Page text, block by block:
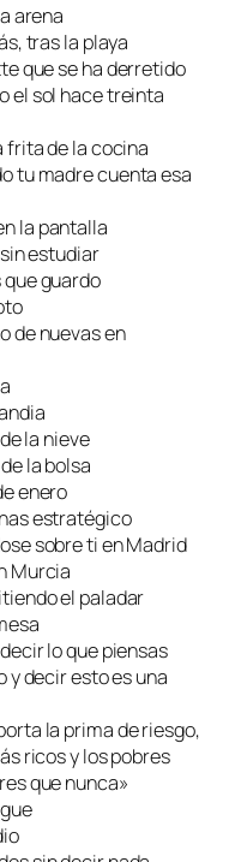
arena
tras la playa
que se ha derretido
el sol hace treinta
frita de la cocina
tu madre cuenta esa
la pantalla
estudiar
guardo
de nuevas en
la nieve
la bolsa
enero
estratégico
sobre ti en Madrid
Murcia
el paladar
lo que piensas
y decir esto es una
la prima de riesgo,
ricos y los pobres
que nunca»